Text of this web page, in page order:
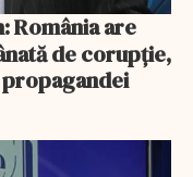
de corupție,